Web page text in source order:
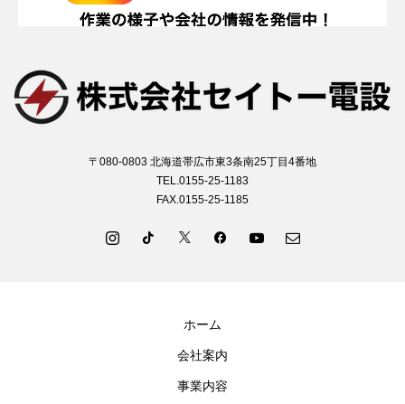
〒080-0803 北海道帯広市東3条南25丁目4番地
TEL.0155-25-1183
FAX.0155-25-1185
ホーム
会社案内
事業内容